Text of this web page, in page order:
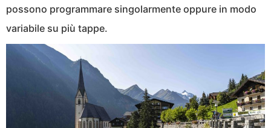
possono programmare singolarmente oppure in modo
variabile su più tappe.